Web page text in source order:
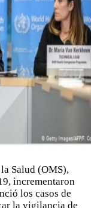
Salud (OMS),
incrementaron
los casos de
la vigilancia de